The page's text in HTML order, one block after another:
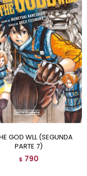
PARTE 7)
$ 790